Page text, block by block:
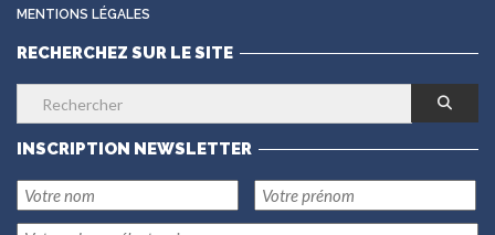
MENTIONS LÉGALES
RECHERCHEZ SUR LE SITE
INSCRIPTION NEWSLETTER